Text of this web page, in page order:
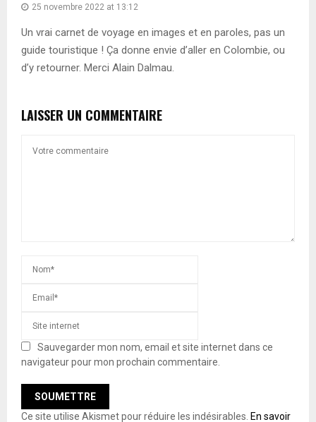
25 novembre 2022 at 13:12
Un vrai carnet de voyage en images et en paroles, pas un
guide touristique ! Ça donne envie d’aller en Colombie, ou
d’y retourner. Merci Alain Dalmau.
LAISSER UN COMMENTAIRE
Sauvegarder mon nom, email et site internet dans ce
navigateur pour mon prochain commentaire.
Ce site utilise Akismet pour réduire les indésirables. En savoir